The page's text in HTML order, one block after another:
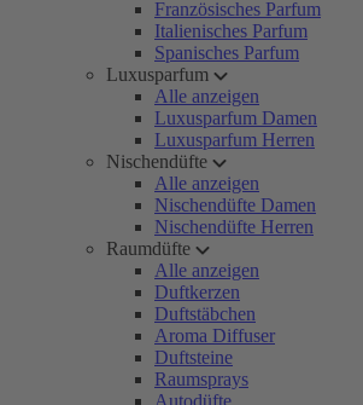
Französisches Parfum
Italienisches Parfum
Spanisches Parfum
Luxusparfum
Alle anzeigen
Luxusparfum Damen
Luxusparfum Herren
Nischendüfte
Alle anzeigen
Nischendüfte Damen
Nischendüfte Herren
Raumdüfte
Alle anzeigen
Duftkerzen
Duftstäbchen
Aroma Diffuser
Duftsteine
Raumsprays
Autodüfte